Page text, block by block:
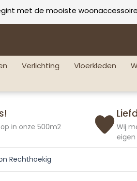
met de mooiste
Verlichting Vloerkleden
in onze 500m2
Wij
eigen
Rechthoekig